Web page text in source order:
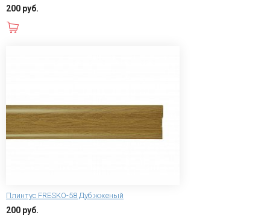
200 руб.
Плинтус FRESKO-58 Дуб жженый
200 руб.